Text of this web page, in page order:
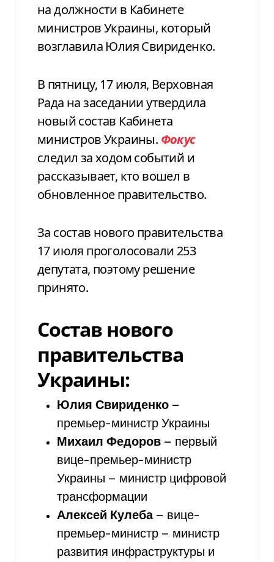
на должности в Кабинете
министров Украины, который
возглавила Юлия Свириденко.
В пятницу, 17 июля, Верховная
Рада на заседании утвердила
новый состав Кабинета
министров Украины. Фокус
следил за ходом событий и
рассказывает, кто вошел в
обновленное правительство.
За состав нового правительства
17 июля проголосовали 253
депутата, поэтому решение
принято.
Состав нового
правительства
Украины:
Юлия Свириденко —
премьер-министр Украины
Михаил Федоров — первый
вице-премьер-министр
Украины — министр цифровой
трансформации
Алексей Кулеба— вице-
премьер-министр — министр
развития инфраструктуры и